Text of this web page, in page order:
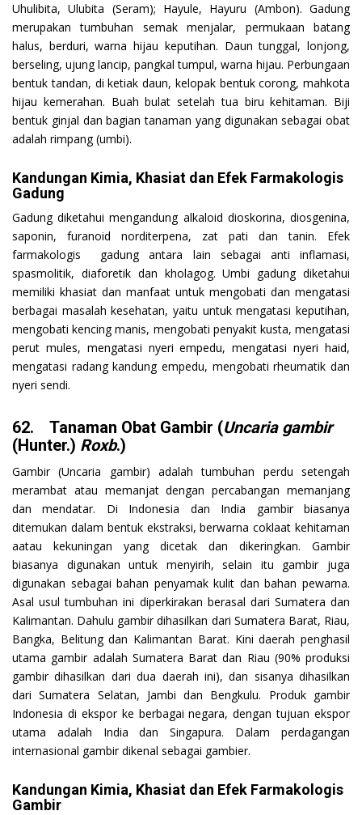
Uhulibita, Ulubita (Seram); Hayule, Hayuru (Ambon). Gadung
merupakan tumbuhan semak menjalar, permukaan batang
halus, berduri, warna hijau keputihan. Daun tunggal, lonjong,
berseling, ujung lancip, pangkal tumpul, warna hijau. Perbungaan
bentuk tandan, di ketiak daun, kelopak bentuk corong, mahkota
hijau kemerahan. Buah bulat setelah tua biru kehitaman. Biji
bentuk ginjal dan bagian tanaman yang digunakan sebagai obat
adalah rimpang (umbi).
Kandungan Kimia, Khasiat dan Efek Farmakologis
Gadung
Gadung diketahui mengandung alkaloid dioskorina, diosgenina,
saponin, furanoid norditerpena, zat pati dan tanin. Efek
farmakologis gadung antara lain sebagai anti inflamasi,
spasmolitik, diaforetik dan kholagog. Umbi gadung diketahui
memiliki khasiat dan manfaat untuk mengobati dan mengatasi
berbagai masalah kesehatan, yaitu untuk mengatasi keputihan,
mengobati kencing manis, mengobati penyakit kusta, mengatasi
perut mules, mengatasi nyeri empedu, mengatasi nyeri haid,
mengatasi radang kandung empedu, mengobati rheumatik dan
nyeri sendi.
62. Tanaman Obat Gambir (Uncaria gambir
(Hunter.) Roxb.)
Gambir (Uncaria gambir) adalah tumbuhan perdu setengah
merambat atau memanjat dengan percabangan memanjang
dan mendatar. Di Indonesia dan India gambir biasanya
ditemukan dalam bentuk ekstraksi, berwarna coklaat kehitaman
aatau kekuningan yang dicetak dan dikeringkan. Gambir
biasanya digunakan untuk menyirih, selain itu gambir juga
digunakan sebagai bahan penyamak kulit dan bahan pewarna.
Asal usul tumbuhan ini diperkirakan berasal dari Sumatera dan
Kalimantan. Dahulu gambir dihasilkan dari Sumatera Barat, Riau,
Bangka, Belitung dan Kalimantan Barat. Kini daerah penghasil
utama gambir adalah Sumatera Barat dan Riau (90% produksi
gambir dihasilkan dari dua daerah ini), dan sisanya dihasilkan
dari Sumatera Selatan, Jambi dan Bengkulu. Produk gambir
Indonesia di ekspor ke berbagai negara, dengan tujuan ekspor
utama adalah India dan Singapura. Dalam perdagangan
internasional gambir dikenal sebagai gambier.
Kandungan Kimia, Khasiat dan Efek Farmakologis
Gambir